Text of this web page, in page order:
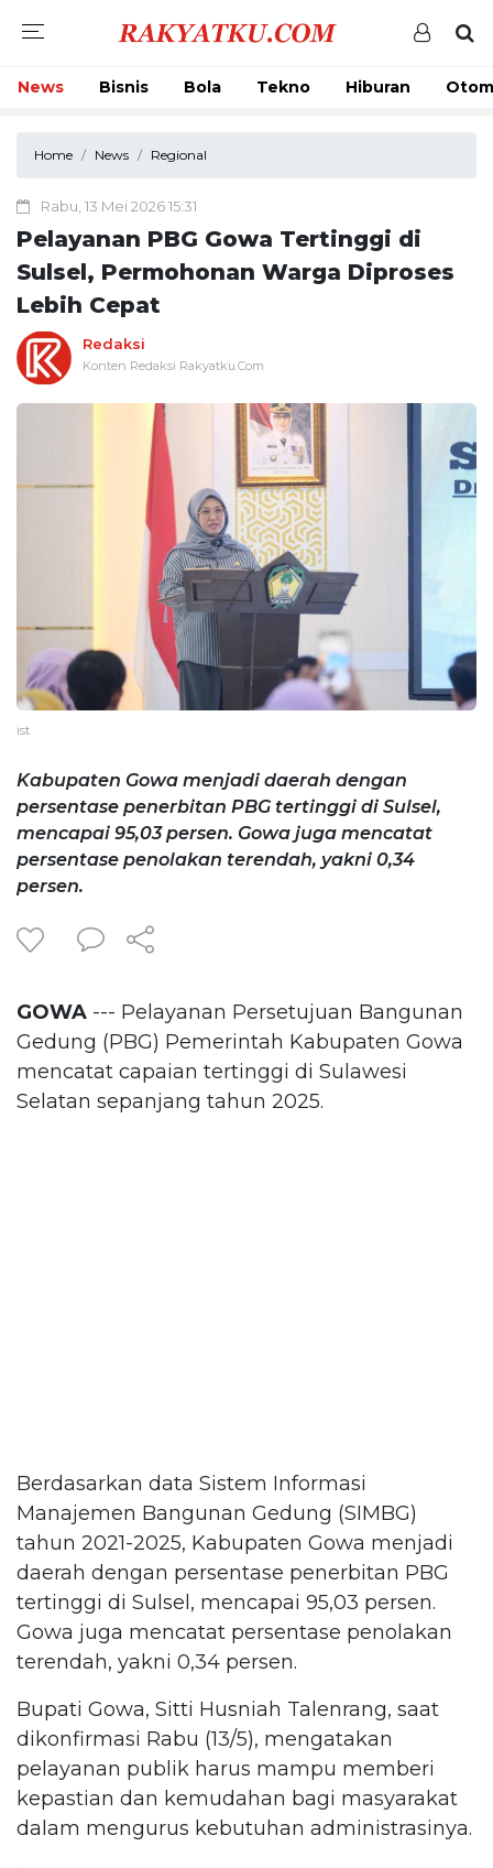
News Bisnis Bola Tekno Hiburan
Home News Regional
Rabu, 13 Mei 2026 15:31
Pelayanan PBG Gowa Tertinggi di
Sulsel, Permohonan Warga Diproses
Lebih Cepat
Redaksi
Konten Redaksi Rakyatku.Com
ist
Kabupaten Gowa menjadi daerah dengan
persentase penerbitan PBG tertinggi di Sulsel,
mencapai 95,03 persen. Gowa juga mencatat
persentase penolakan terendah, yakni 0,34
persen.
GOWA --- Pelayanan Persetujuan Bangunan
Gedung (PBG) Pemerintah Kabupaten Gowa
mencatat capaian tertinggi di Sulawesi
Selatan sepanjang tahun 2025.
Berdasarkan data Sistem Informasi
Manajemen Bangunan Gedung (SIMBG)
tahun 2021-2025, Kabupaten Gowa menjadi
daerah dengan persentase penerbitan PBG
tertinggi di Sulsel, mencapai 95,03 persen.
Gowa juga mencatat persentase penolakan
terendah, yakni 0,34 persen.
Bupati Gowa, Sitti Husniah Talenrang, saat
dikonfirmasi Rabu (13/5), mengatakan
pelayanan publik harus mampu memberi
kepastian dan kemudahan bagi masyarakat
dalam mengurus kebutuhan administrasinya.